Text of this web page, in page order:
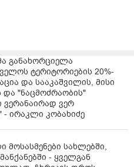
ვერ მოხერხდა.
დღეს დილით მოხდა.
ესროლა,
მამაკაცი ადგილზე
დიდი ხნის
ინფორმაციით,
განახორციელა
ტერიტორიების 20%-
და სააკაშვილის, მისი
და "ნაცმოძრაობის"
ვერ
ირაკლი კობახიძე
მოსასმენები სახლებში,
- ყველგან